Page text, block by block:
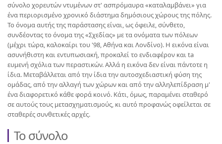
σύνολο χορευτών ντυμένων στ' ασπρόμαυρα «καταλαμβάνει» για
ένα περιορισμένο χρονικό διάστημα δημόσιους χώρους της πόλης.
Το όνομα αυτής της παράστασης είναι, ως όφειλε, σύνθετο,
συνδέοντας το όνομα της «Σχεδίας» με τα ονόματα των πόλεων
(μέχρι τώρα, καλοκαίρι του '98, Αθήνα και Λονδίνο). Η εικόνα είναι
ασυνήθιστη και εντυπωσιακή, προκαλεί το ενδιαφέρον και ta
ευμενή σχόλια των περαστικών. Αλλά η εικόνα δεν είναι πάντοτε η
ίδια. Μεταβάλλεται από την ίδια την αυτοσχεδιαστική φύση της
ομάδας, από την αλλαγή των χώρων και από την αλληλεπίδραση μ'
ένα διαφορετικό κάθε φορά κοινό. Κάτι, όμως, παραμένει σταθερό
σε αυτούς τους μετασχηματισμούς, κι αυτό προφανώς οφείλεται σε
σταθερές συνθετικές αρχές.
Το σύνολο